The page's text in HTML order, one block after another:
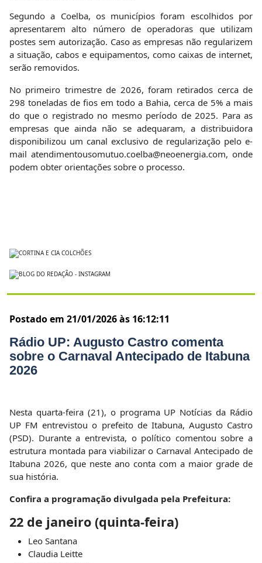
Segundo a Coelba, os municípios foram escolhidos por
apresentarem alto número de operadoras que utilizam
postes sem autorização. Caso as empresas não regularizem
a situação, cabos e equipamentos, como caixas de internet,
serão removidos.
No primeiro trimestre de 2026, foram retirados cerca de
298 toneladas de fios em todo a Bahia, cerca de 5% a mais
do que o registrado no mesmo período de 2025. Para as
empresas que ainda não se adequaram, a distribuidora
disponibilizou um canal exclusivo de regularização pelo e-
mail atendimentousomutuo.coelba@neoenergia.com, onde
podem obter orientações sobre o processo.
Postado em 21/01/2026 às 16:12:11
Rádio UP: Augusto Castro comenta
sobre o Carnaval Antecipado de Itabuna
2026
Nesta quarta-feira (21), o programa UP Notícias da Rádio
UP FM entrevistou o prefeito de Itabuna, Augusto Castro
(PSD). Durante a entrevista, o político comentou sobre a
estrutura montada para viabilizar o Carnaval Antecipado de
Itabuna 2026, que neste ano conta com a maior grade de
sua história.
Confira a programação divulgada pela Prefeitura:
22 de janeiro (quinta-feira)
Leo Santana
Claudia Leitte